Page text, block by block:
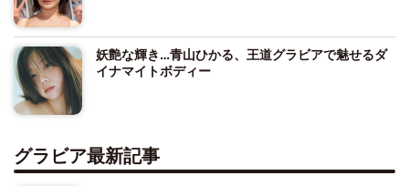
妖艶な輝き…青山ひかる、王道グラビアで魅せるダ
イナマイトボディー
グラビア最新記事